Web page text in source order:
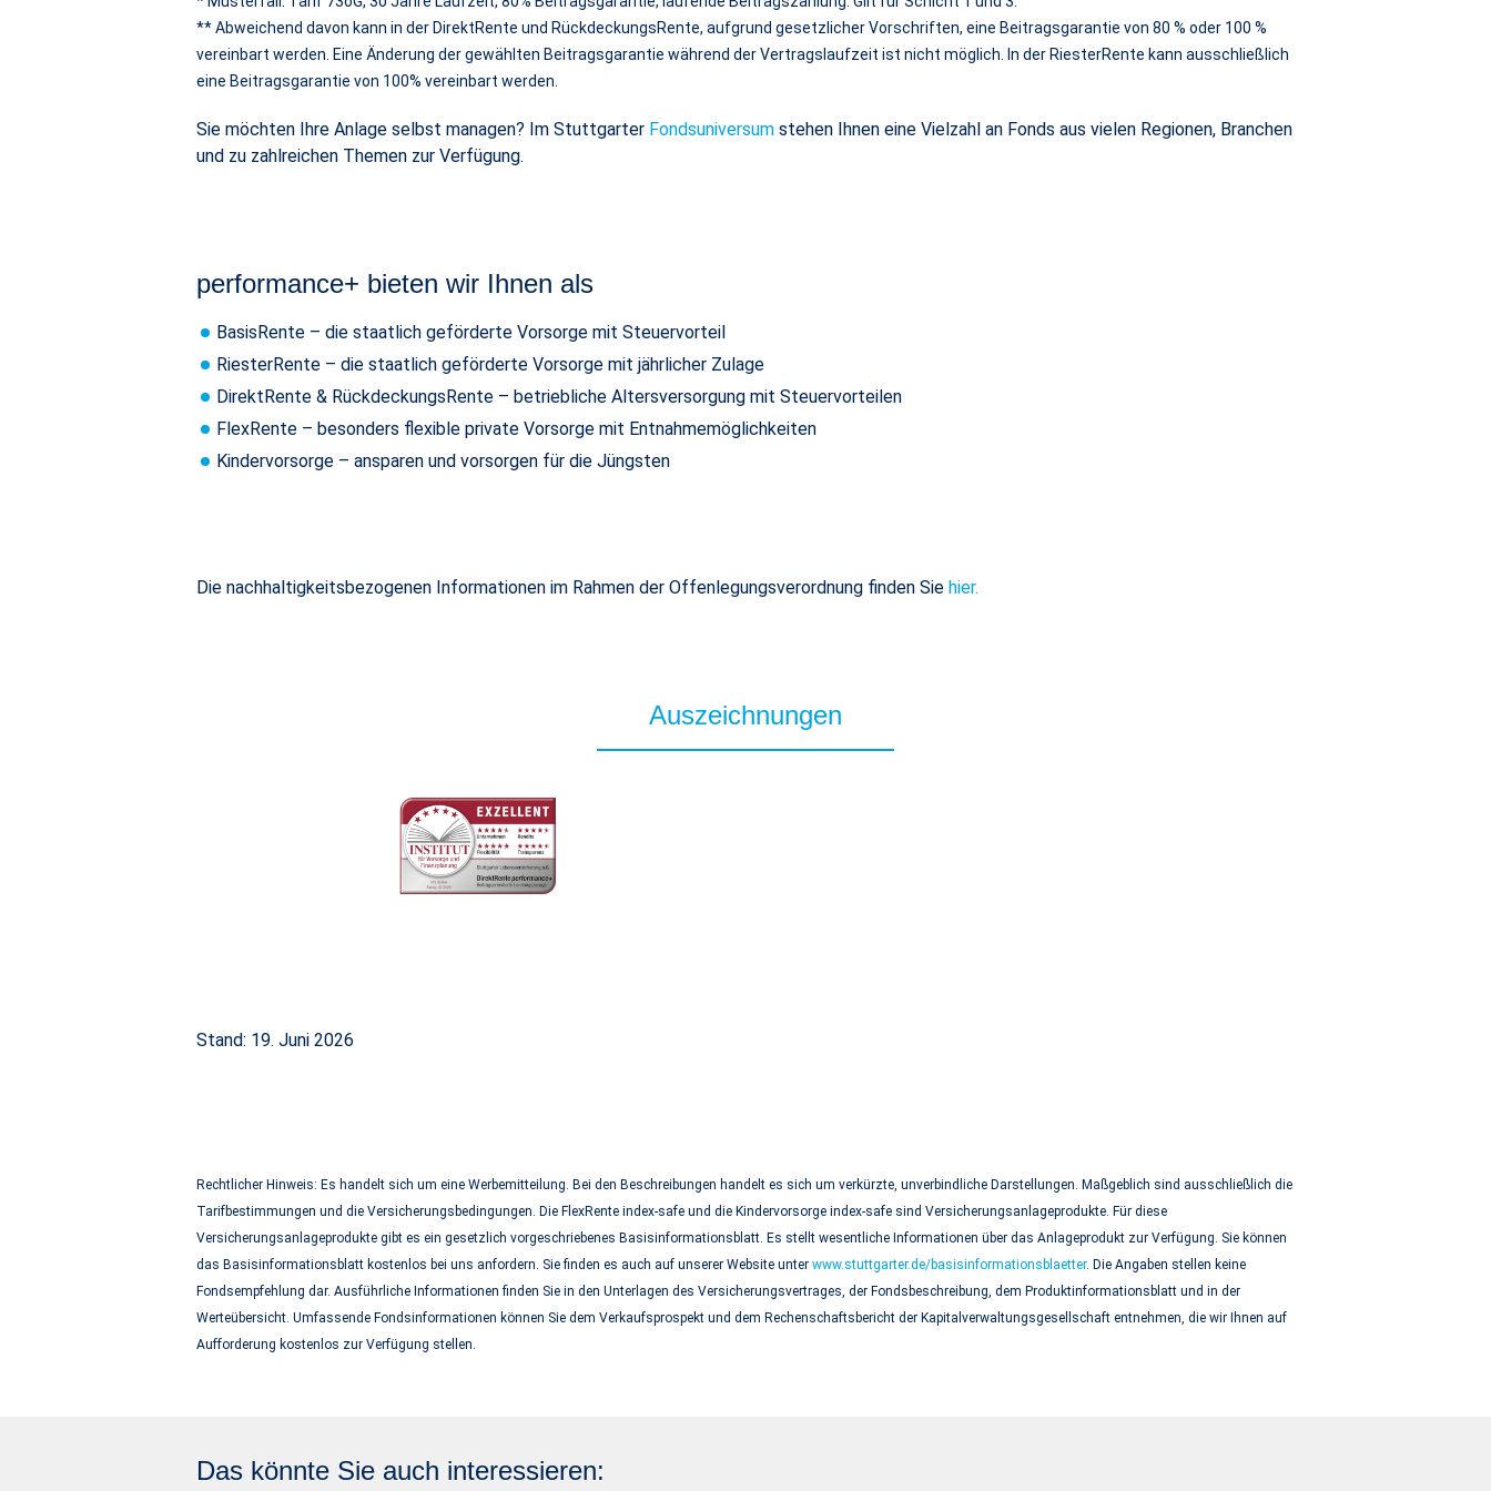
** Abweichend davon kann in der DirektRente und RückdeckungsRente, aufgrund gesetzlicher Vorschriften, eine Beitragsgarantie von 80 % oder 100 %
vereinbart werden. Eine Änderung der gewählten Beitragsgarantie während der Vertragslaufzeit ist nicht möglich. In der RiesterRente kann ausschließlich
eine Beitragsgarantie von 100% vereinbart werden.
Sie möchten Ihre Anlage selbst managen? Im Stuttgarter Fondsuniversum stehen Ihnen eine Vielzahl an Fonds aus vielen Regionen, Branchen
und zu zahlreichen Themen zur Verfügung.
performance+ bieten wir Ihnen als
BasisRente – die staatlich geförderte Vorsorge mit Steuervorteil
RiesterRente – die staatlich geförderte Vorsorge mit jährlicher Zulage
DirektRente & RückdeckungsRente – betriebliche Altersversorgung mit Steuervorteilen
FlexRente – besonders flexible private Vorsorge mit Entnahmemöglichkeiten
Kindervorsorge – ansparen und vorsorgen für die Jüngsten
Die nachhaltigkeitsbezogenen Informationen im Rahmen der Offenlegungsverordnung finden Sie hier.
Auszeichnungen
Stand: 19. Juni 2026
Rechtlicher Hinweis: Es handelt sich um eine Werbemitteilung. Bei den Beschreibungen handelt es sich um verkürzte, unverbindliche Darstellungen. Maßgeblich sind ausschließlich die
Tarifbestimmungen und die Versicherungsbedingungen. Die FlexRente index-safe und die Kindervorsorge index-safe sind Versicherungsanlageprodukte. Für diese
Versicherungsanlageprodukte gibt es ein gesetzlich vorgeschriebenes Basisinformationsblatt. Es stellt wesentliche Informationen über das Anlageprodukt zur Verfügung. Sie können
das Basisinformationsblatt kostenlos bei uns anfordern. Sie finden es auch auf unserer Website unter www.stuttgarter.de/basisinformationsblaetter. Die Angaben stellen keine
Fondsempfehlung dar. Ausführliche Informationen finden Sie in den Unterlagen des Versicherungsvertrages, der Fondsbeschreibung, dem Produktinformationsblatt und in der
Werteübersicht. Umfassende Fondsinformationen können Sie dem Verkaufsprospekt und dem Rechenschaftsbericht der Kapitalverwaltungsgesellschaft entnehmen, die wir Ihnen auf
Aufforderung kostenlos zur Verfügung stellen.
Das könnte Sie auch interessieren: